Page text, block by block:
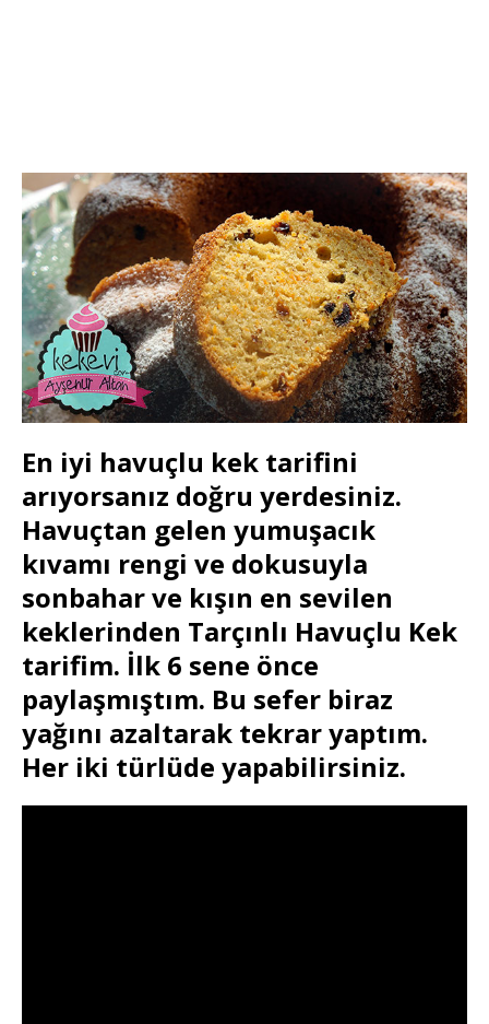
En iyi havuçlu kek tarifini
arıyorsanız doğru yerdesiniz.
Havuçtan gelen yumuşacık
kıvamı rengi ve dokusuyla
sonbahar ve kışın en sevilen
keklerinden Tarçınlı Havuçlu Kek
tarifim. İlk 6 sene önce
paylaşmıştım. Bu sefer biraz
yağını azaltarak tekrar yaptım.
Her iki türlüde yapabilirsiniz.